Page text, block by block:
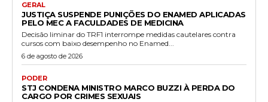
GERAL
JUSTIÇA SUSPENDE PUNIÇÕES DO ENAMED APLICADAS
PELO MEC A FACULDADES DE MEDICINA
Decisão liminar do TRF1 interrompe medidas cautelares contra
cursos com baixo desempenho no Enamed...
6 de agosto de 2026
PODER
STJ CONDENA MINISTRO MARCO BUZZI À PERDA DO
CARGO POR CRIMES SEXUAIS